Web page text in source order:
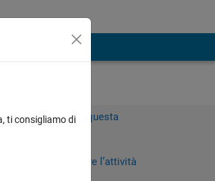
per rispondere a questa
Accedi per seguire l’attività
ti consigliamo di